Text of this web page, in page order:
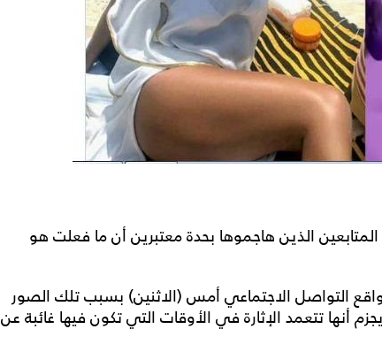
الذين هاجموها بحدة معتبرين أن ما فعلت هو
التواصل الاجتماعي أمس (الاثنين) بسبب تلك الصور
أنها تتعمد الإثارة في الأوقات التي تكون فيها غائبة عن